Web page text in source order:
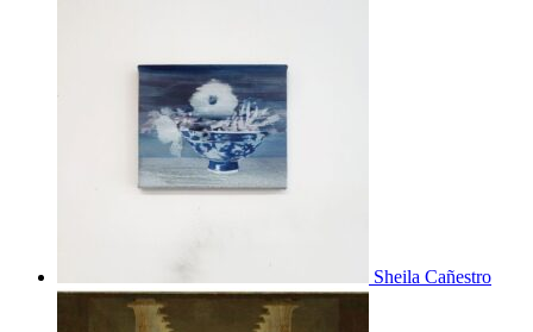
Sheila Cañestro